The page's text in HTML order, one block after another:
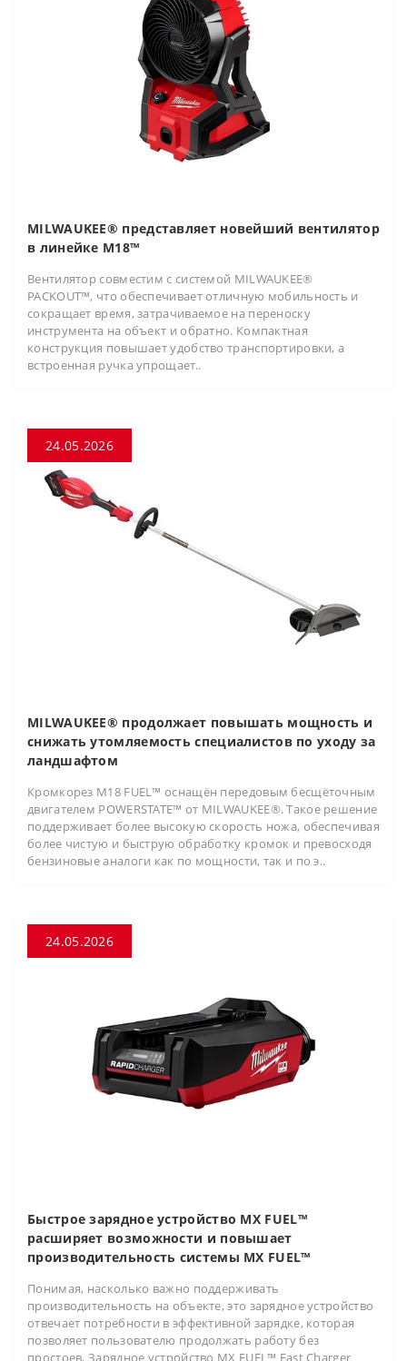
MILWAUKEE® представляет новейший вентилятор
в линейке M18™
Вентилятор совместим с системой MILWAUKEE®
PACKOUT™, что обеспечивает отличную мобильность и
сокращает время, затрачиваемое на переноску
инструмента на объект и обратно. Компактная
конструкция повышает удобство транспортировки, а
встроенная ручка упрощает..
24.05.2026
MILWAUKEE® продолжает повышать мощность и
снижать утомляемость специалистов по уходу за
ландшафтом
Кромкорез M18 FUEL™ оснащён передовым бесщёточным
двигателем POWERSTATE™ от MILWAUKEE®. Такое решение
поддерживает более высокую скорость ножа, обеспечивая
более чистую и быструю обработку кромок и превосходя
бензиновые аналоги как по мощности, так и по э..
24.05.2026
Быстрое зарядное устройство MX FUEL™
расширяет возможности и повышает
производительность системы MX FUEL™
Понимая, насколько важно поддерживать
производительность на объекте, это зарядное устройство
отвечает потребности в эффективной зарядке, которая
позволяет пользователю продолжать работу без
простоев. Зарядное устройство MX FUEL™ Fast Charger